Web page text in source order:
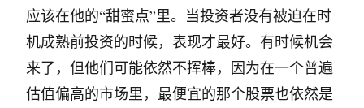
应该在他的“甜蜜点”里。当投资者没有被迫在时
机成熟前投资的时候，表现才最好。有时候机会
来了，但他们可能依然不挥棒，因为在一个普遍
估值偏高的市场里，最便宜的那个股票也依然是